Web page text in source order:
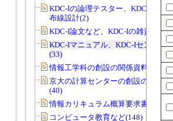
KDC-Iの論理テスター、KDC-IのCAD
布線設計(2)
KDC-I論文など、KDC-Iの雑資料(23)
KDC-Iマニュアル、KDC-Iセンター
(33)
情報工学科の創設の関係資料(2)
京大の計算センターの創設の関係資
(40)
情報カリキュラム概算要求書類(47)
コンピュータ教育など(148)